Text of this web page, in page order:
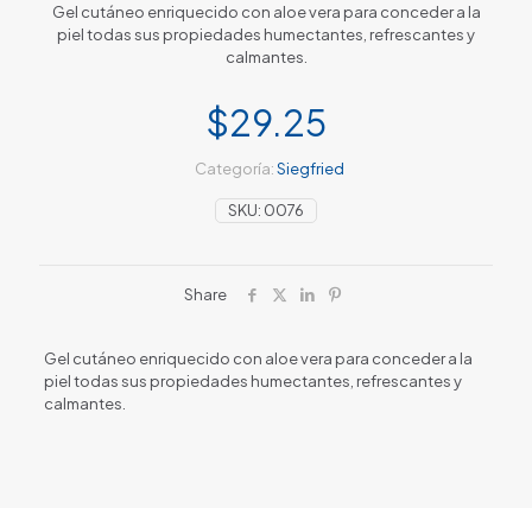
Gel cutáneo enriquecido con aloe vera para conceder a la
piel todas sus propiedades humectantes, refrescantes y
calmantes.
$29.25
SKU: 0076
Categoría:Siegfried
Share
Gel cutáneo enriquecido con aloe vera para conceder a la
piel todas sus propiedades humectantes, refrescantes y
calmantes.